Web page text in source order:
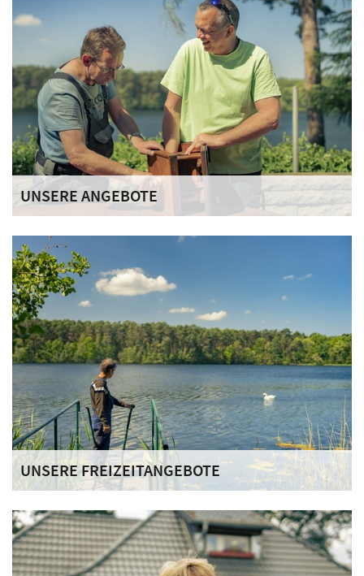
UNSERE ANGEBOTE
geschützten Lebensraum schrittweise in die Gemeinschaft
eingegliedert werden.
UNSERE FREIZEITANGEBOTE
neben der Arbeitstherapie einen wesentlichen Anteil an der
Strukturierung des Alltags.